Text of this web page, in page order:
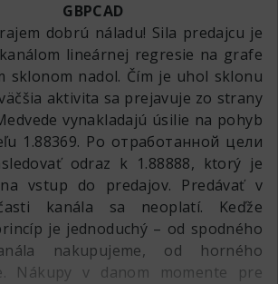
GBPCAD
dobrú náladu! Sila predajcu je
lineárnej regresie na grafe
sklonom nadol. Čím je uhol sklonu
aktivita sa prejavuje zo strany
vynakladajú úsilie na pohyb
1.88369. Po отработанной цели
odraz k 1.88888, ktorý je
vstup do predajov. Predávať v
kanála sa neoplatí. Keďže
je jednoduchý – od spodného
nakupujeme, od horného
Nákupy v danom momente pre